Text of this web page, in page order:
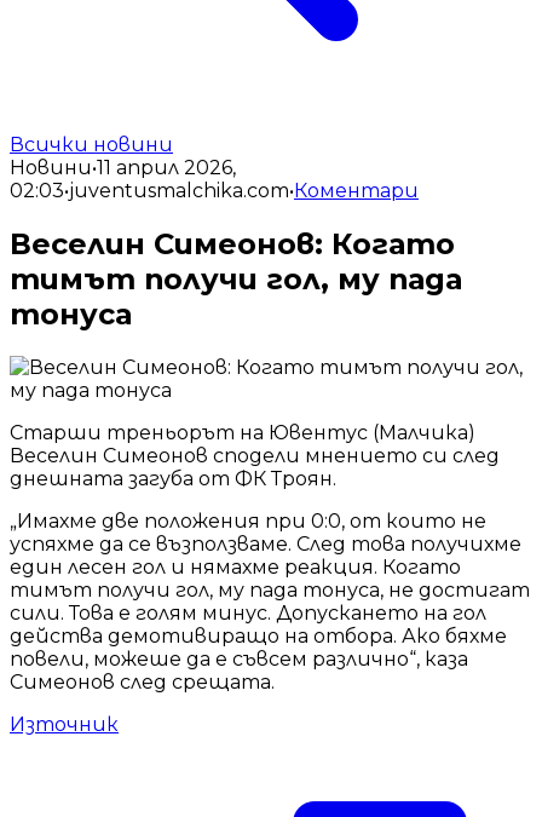
Всички новини
Новини•11 април 2026,
02:03•juventusmalchika.com•Коментари
Веселин Симеонов: Когато
тимът получи гол, му пада
тонуса
Старши треньорът на Ювентус (Малчика)
Веселин Симеонов сподели мнението си след
днешната загуба от ФК Троян.
„Имахме две положения при 0:0, от които не
успяхме да се възползваме. След това получихме
един лесен гол и нямахме реакция. Когато
тимът получи гол, му пада тонуса, не достигат
сили. Това е голям минус. Допускането на гол
действа демотивиращо на отбора. Ако бяхме
повели, можеше да е съвсем различно“, каза
Симеонов след срещата.
Източник